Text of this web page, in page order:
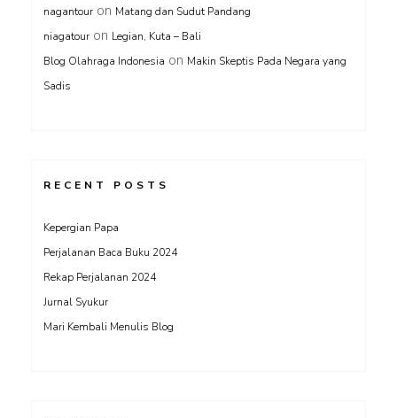
nagantour on Matang dan Sudut Pandang
niagatour on Legian, Kuta – Bali
Blog Olahraga Indonesia on Makin Skeptis Pada Negara yang
Sadis
RECENT POSTS
Kepergian Papa
Perjalanan Baca Buku 2024
Rekap Perjalanan 2024
Jurnal Syukur
Mari Kembali Menulis Blog